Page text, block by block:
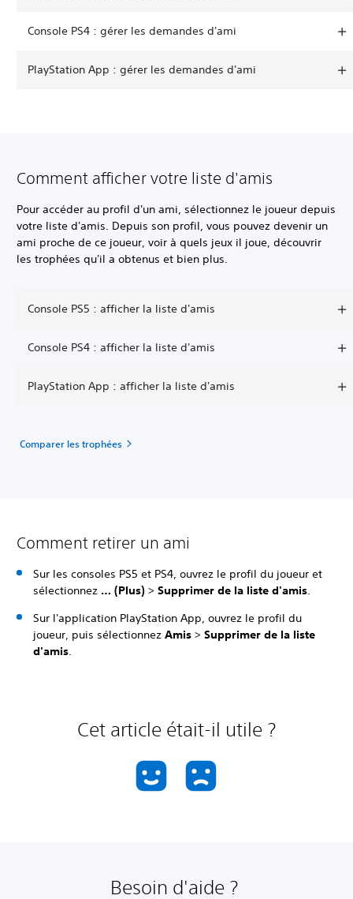
Console PS4 : gérer les demandes d'ami
PlayStation App : gérer les demandes d'ami
Comment afficher votre liste d'amis
Pour accéder au profil d'un ami, sélectionnez le joueur depuis
votre liste d'amis. Depuis son profil, vous pouvez devenir un
ami proche de ce joueur, voir à quels jeux il joue, découvrir
les trophées qu'il a obtenus et bien plus.
Console PS5 : afficher la liste d'amis
Console PS4 : afficher la liste d'amis
PlayStation App : afficher la liste d'amis
Comparer les trophées
Comment retirer un ami
Sur les consoles PS5 et PS4, ouvrez le profil du joueur et
sélectionnez … (Plus) > Supprimer de la liste d'amis.
Sur l'application PlayStation App, ouvrez le profil du
joueur, puis sélectionnez Amis > Supprimer de la liste
d'amis.
Cet article était-il utile ?
Besoin d'aide ?